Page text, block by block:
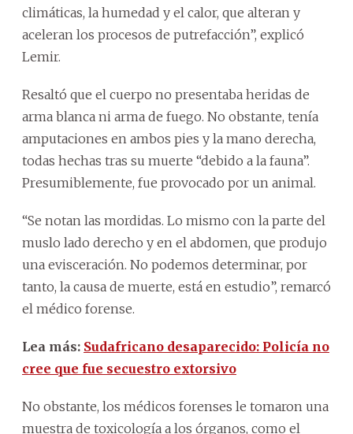
climáticas, la humedad y el calor, que alteran y
aceleran los procesos de putrefacción”, explicó
Lemir.
Resaltó que el cuerpo no presentaba heridas de
arma blanca ni arma de fuego. No obstante, tenía
amputaciones en ambos pies y la mano derecha,
todas hechas tras su muerte “debido a la fauna”.
Presumiblemente, fue provocado por un animal.
“Se notan las mordidas. Lo mismo con la parte del
muslo lado derecho y en el abdomen, que produjo
una evisceración. No podemos determinar, por
tanto, la causa de muerte, está en estudio”, remarcó
el médico forense.
Lea más: Sudafricano desaparecido: Policía no
cree que fue secuestro extorsivo
No obstante, los médicos forenses le tomaron una
muestra de toxicología a los órganos, como el